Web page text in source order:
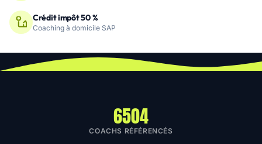
Crédit impôt 50 %
Coaching à domicile SAP
6504
COACHS RÉFÉRENCÉS